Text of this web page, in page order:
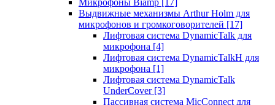
Микрофоны Biamp [17]
Выдвижные механизмы Arthur Holm для
микрофонов и громкоговорителей [17]
Лифтовая система DynamicTalk для
микрофона [4]
Лифтовая система DynamicTalkH для
микрофона [1]
Лифтовая система DynamicTalk
UnderCover [3]
Пассивная система MicConnect для